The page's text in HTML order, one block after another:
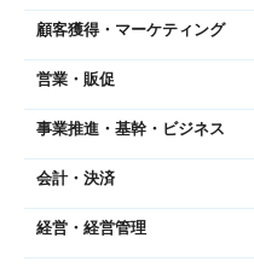
顧客獲得・マーケティング
営業・販促
事業推進・基幹・ビジネス
会計・決済
経営・経営管理